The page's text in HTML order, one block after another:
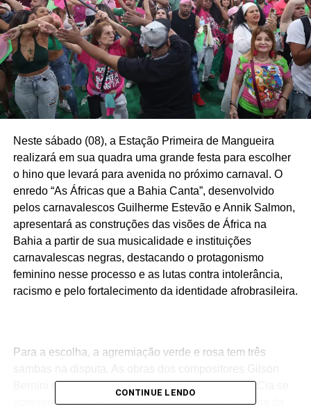
Neste sábado (08), a Estação Primeira de Mangueira
realizará em sua quadra uma grande festa para escolher
o hino que levará para avenida no próximo carnaval. O
enredo “As Áfricas que a Bahia Canta”, desenvolvido
pelos carnavalescos Guilherme Estevão e Annik Salmon,
apresentará as construções das visões de África na
Bahia a partir de sua musicalidade e instituições
carnavalescas negras, destacando o protagonismo
feminino nesse processo e as lutas contra intolerância,
racismo e pelo fortalecimento da identidade afrobrasileira.
Para a escolha, a agremiação verde e rosa tem três
Bernini e cia; Lequinho e Cia e Thiago Meiners e Cia se
apresentarão por 40 minutos com o apoio da bateria da
CONTINUE LENDO